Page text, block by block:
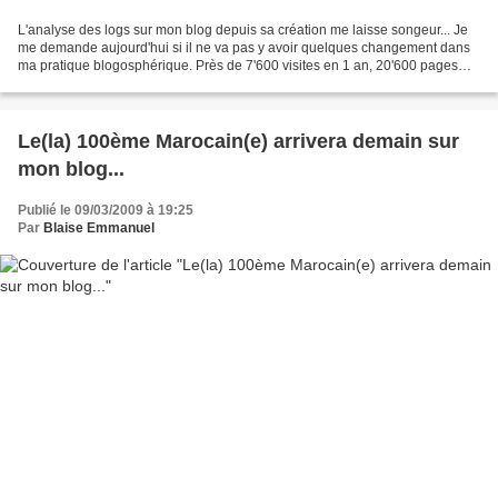
L'analyse des logs sur mon blog depuis sa création me laisse songeur... Je
me demande aujourd'hui si il ne va pas y avoir quelques changement dans
ma pratique blogosphérique. Près de 7'600 visites en 1 an, 20'600 pages
Le(la) 100ème Marocain(e) arrivera demain sur
mon blog...
Publié le 09/03/2009 à 19:25
Par Blaise Emmanuel